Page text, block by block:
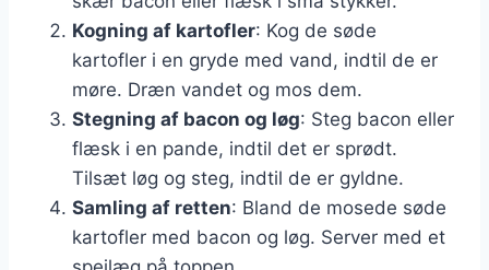
Kogning af kartofler: Kog de søde
kartofler i en gryde med vand, indtil de er
møre. Dræn vandet og mos dem.
Stegning af bacon og løg: Steg bacon eller
flæsk i en pande, indtil det er sprødt.
Tilsæt løg og steg, indtil de er gyldne.
Samling af retten: Bland de mosede søde
kartofler med bacon og løg. Server med et